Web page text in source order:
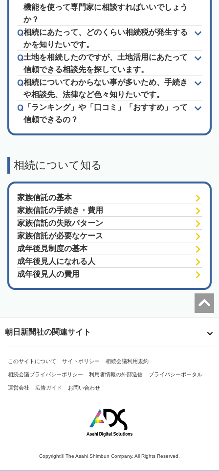
機能を使って専門家に相談すればいいでしょう
か？
相続にあたって、どのくらい相続税が発生する
かを知りたいです。
土地を相続したのですが、土地活用にあたって
信頼できる相談先を探しています。
相続についてわからない事が多いため、手続き
や相談先、法律など色々知りたいです。
「ランキング」や「口コミ」「おすすめ」って
信頼できるの？
相続について知る
家族信託の基本
家族信託の手続き・費用
家族信託の失敗パターン
家族信託が必要なケース
成年後見制度の基本
成年後見人になれる人
成年後見人の費用
朝日新聞社の関連サイト
このサイトについて サイトポリシー 相続会議利用規約
相続会議プライバシーポリシー 利用者情報の外部送信 プライバシーポータル
運営会社 広告ガイド お問い合わせ
Copyright© The Asahi Shimbun Company. All Rights Reserved.